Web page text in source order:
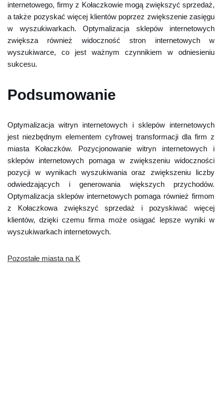
internetowego, firmy z Kołaczkowie mogą zwiększyć sprzedaż,
a także pozyskać więcej klientów poprzez zwiększenie zasięgu
w wyszukiwarkach. Optymalizacja sklepów internetowych
zwiększa również widoczność stron internetowych w
wyszukiwarce, co jest ważnym czynnikiem w odniesieniu
sukcesu.
Podsumowanie
Optymalizacja witryn internetowych i sklepów internetowych
jest niezbędnym elementem cyfrowej transformacji dla firm z
miasta Kołaczków. Pozycjonowanie witryn internetowych i
sklepów internetowych pomaga w zwiększeniu widoczności
pozycji w wynikach wyszukiwania oraz zwiększeniu liczby
odwiedzających i generowania większych przychodów.
Optymalizacja sklepów internetowych pomaga również firmom
z Kołaczkowa zwiększyć sprzedaż i pozyskiwać więcej
klientów, dzięki czemu firma może osiągać lepsze wyniki w
wyszukiwarkach internetowych.
Pozostałe miasta na K